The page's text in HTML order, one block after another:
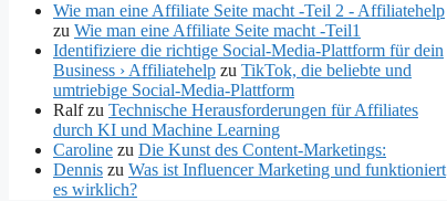
Wie man eine Affiliate Seite macht -Teil 2 - Affiliatehelp
zu Wie man eine Affiliate Seite macht -Teil1
Identifiziere die richtige Social-Media-Plattform für dein
Business › Affiliatehelp zu TikTok, die beliebte und
umtriebige Social-Media-Plattform
Ralfzu Technische Herausforderungen für Affiliates
durch KI und Machine Learning
Caroline zu Die Kunst des Content-Marketings:
Dennis zu Was ist Influencer Marketing und funktioniert
es wirklich?